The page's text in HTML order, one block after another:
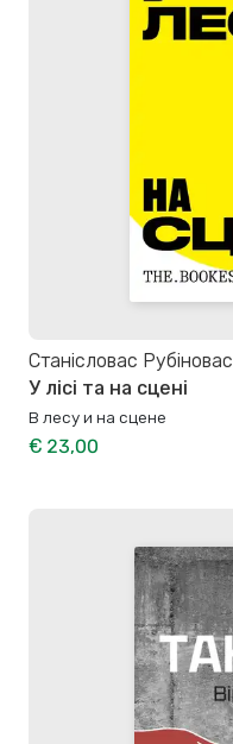
Станiсловас Рубiновас
У лісі та на сцені
В лесу и на сцене
€ 23,00